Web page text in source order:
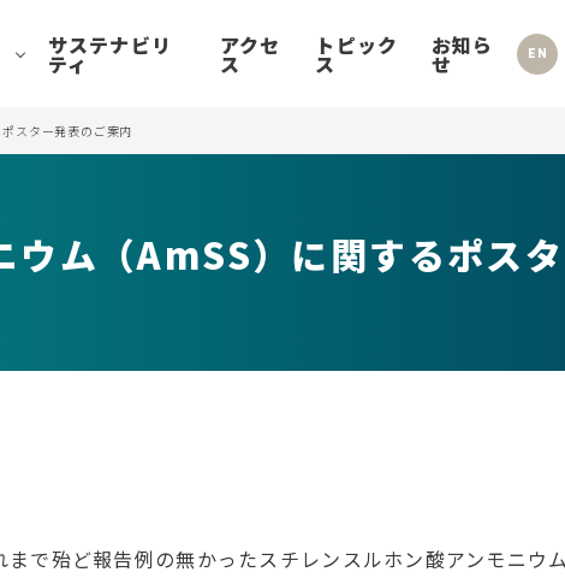
サステナビリ
ティ
アクセ
ス
トピック
ス
お知ら
せ EN
スター発表のご案内
ウム（AmSS）に関するポス
で殆ど報告例の無かったスチレンスルホン酸アンモニウム